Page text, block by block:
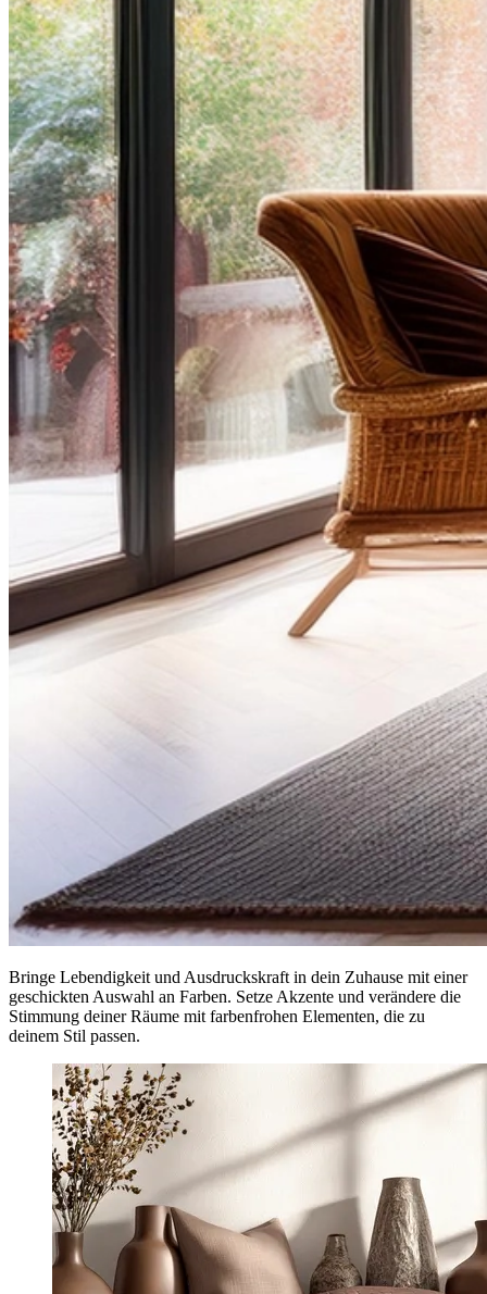
Bringe Lebendigkeit und Ausdruckskraft in dein Zuhause mit einer
geschickten Auswahl an Farben. Setze Akzente und verändere die
Stimmung deiner Räume mit farbenfrohen Elementen, die zu
deinem Stil passen.